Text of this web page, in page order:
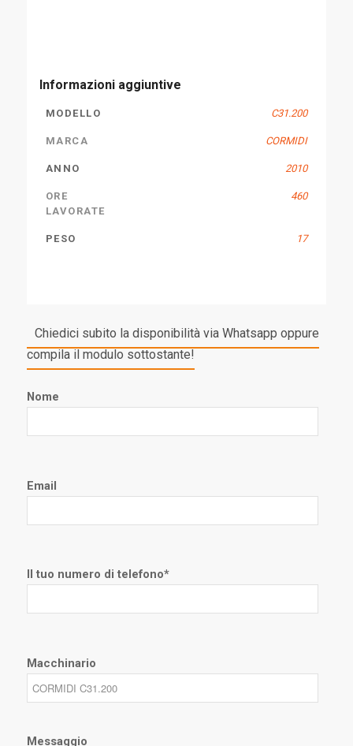
Informazioni aggiuntive
MODELLO C31.200
MARCA CORMIDI
ANNO 2010
ORE
LAVORATE
460
PESO 17
Chiedici subito la disponibilità via Whatsapp oppure
compila il modulo sottostante!
Nome
Email
Il tuo numero di telefono*
Macchinario
Messaggio